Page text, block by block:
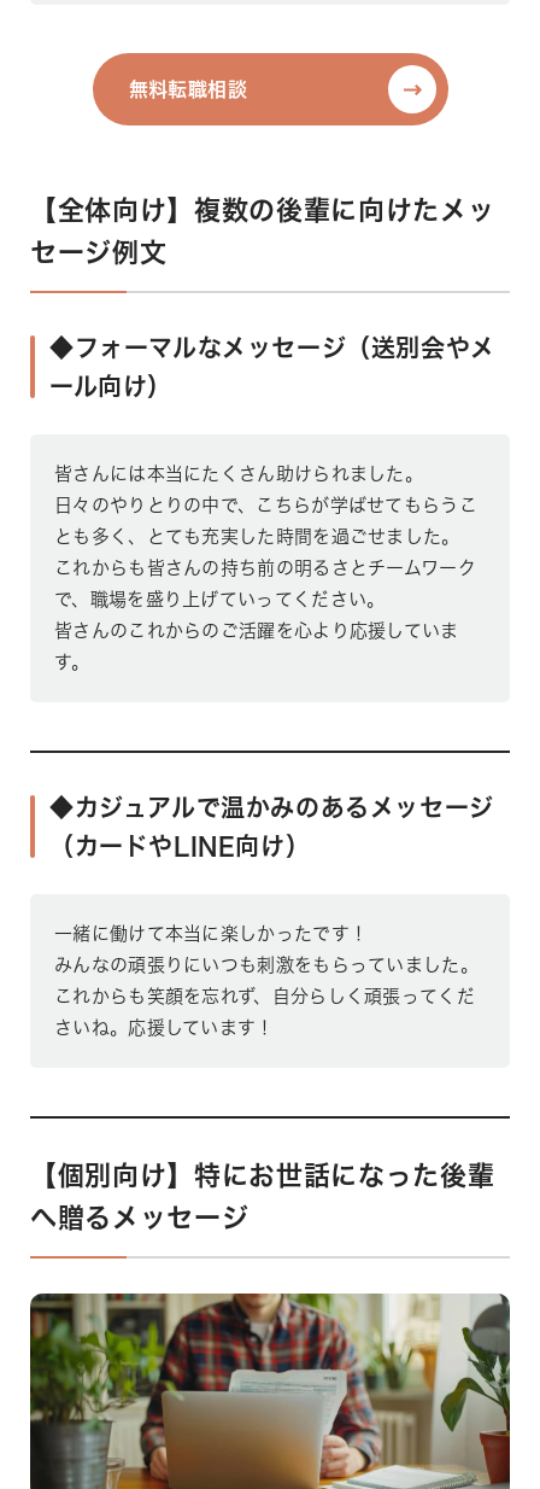
無料転職相談
【全体向け】複数の後輩に向けたメッ
セージ例文
◆フォーマルなメッセージ（送別会やメ
ール向け）
皆さんには本当にたくさん助けられました。
日々のやりとりの中で、こちらが学ばせてもらうこ
とも多く、とても充実した時間を過ごせました。
これからも皆さんの持ち前の明るさとチームワーク
で、職場を盛り上げていってください。
皆さんのこれからのご活躍を心より応援していま
す。
◆カジュアルで温かみのあるメッセージ
（カードやLINE向け）
一緒に働けて本当に楽しかったです！
みんなの頑張りにいつも刺激をもらっていました。
これからも笑顔を忘れず、自分らしく頑張ってくだ
さいね。応援しています！
【個別向け】特にお世話になった後輩
へ贈るメッセージ